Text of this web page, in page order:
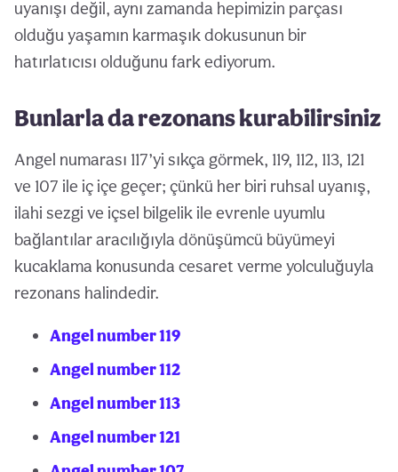
uyanışı değil, aynı zamanda hepimizin parçası
olduğu yaşamın karmaşık dokusunun bir
hatırlatıcısı olduğunu fark ediyorum.
Bunlarla da rezonans kurabilirsiniz
Angel numarası 117’yi sıkça görmek, 119, 112, 113, 121
ve 107 ile iç içe geçer; çünkü her biri ruhsal uyanış,
ilahi sezgi ve içsel bilgelik ile evrenle uyumlu
bağlantılar aracılığıyla dönüşümcü büyümeyi
kucaklama konusunda cesaret verme yolculuğuyla
rezonans halindedir.
Angel number 119
Angel number 112
Angel number 113
Angel number 121